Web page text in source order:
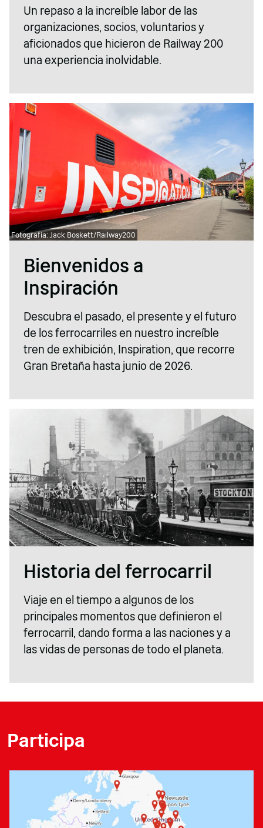
Un repaso a la increíble labor de las
organizaciones, socios, voluntarios y
aficionados que hicieron de Railway 200
una experiencia inolvidable.
Fotografía: Jack Boskett/Railway200
Bienvenidos a
Inspiración
Descubra el pasado, el presente y el futuro
de los ferrocarriles en nuestro increíble
tren de exhibición, Inspiration, que recorre
Gran Bretaña hasta junio de 2026.
Historia del ferrocarril
Viaje en el tiempo a algunos de los
principales momentos que definieron el
ferrocarril, dando forma a las naciones y a
las vidas de personas de todo el planeta.
Participa